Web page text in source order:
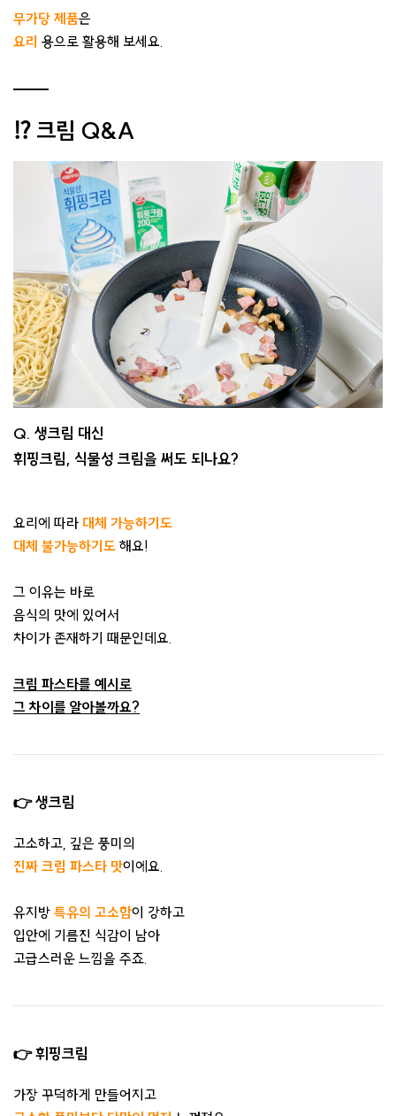
무가당 제품은
요리 용으로 활용해 보세요.
⁉️ 크림 Q&A
Q. 생크림 대신
휘핑크림, 식물성 크림을 써도 되나요?
요리에 따라 대체 가능하기도
대체 불가능하기도 해요!
그 이유는 바로
음식의 맛에 있어서
차이가 존재하기 때문인데요.
크림 파스타를 예시로
그 차이를 알아볼까요?
👉 생크림
고소하고, 깊은 풍미의
진짜 크림 파스타 맛이에요.
유지방 특유의 고소함이 강하고
입안에 기름진 식감이 남아
고급스러운 느낌을 주죠.
👉 휘핑크림
가장 꾸덕하게 만들어지고